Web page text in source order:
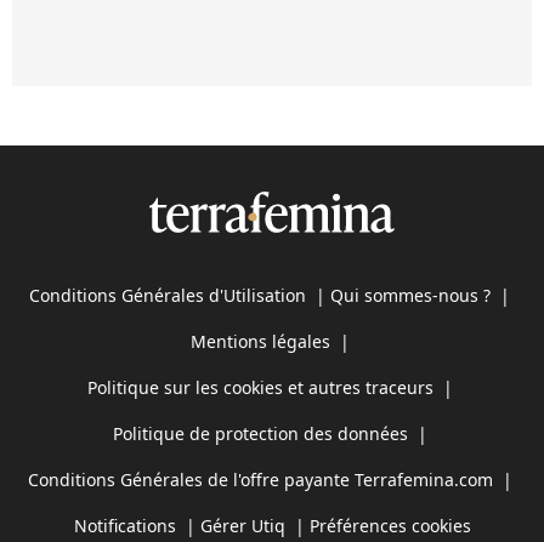
Conditions Générales d'Utilisation | Qui sommes-nous ? |
Mentions légales |
Politique sur les cookies et autres traceurs |
Politique de protection des données |
Conditions Générales de l'offre payante Terrafemina.com |
Notifications | Gérer Utiq | Préférences cookies